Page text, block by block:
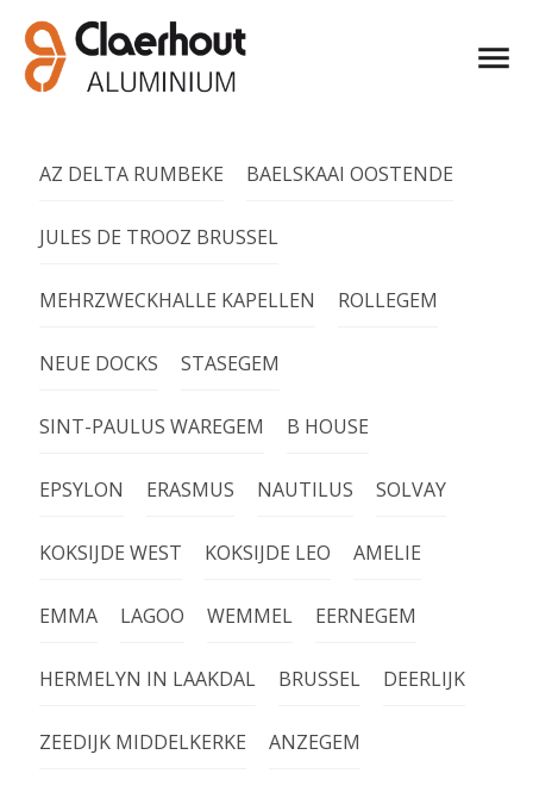
AZ DELTA RUMBEKE BAELSKAAI OOSTENDE
JULES DE TROOZ BRUSSEL
MEHRZWECKHALLE KAPELLEN ROLLEGEM
NEUE DOCKS STASEGEM
SINT-PAULUS WAREGEM B HOUSE
EPSYLON ERASMUS NAUTILUS SOLVAY
KOKSIJDE WEST KOKSIJDE LEO AMELIE
EMMA LAGOO WEMMEL EERNEGEM
HERMELYN IN LAAKDAL BRUSSEL DEERLIJK
ZEEDIJK MIDDELKERKE ANZEGEM